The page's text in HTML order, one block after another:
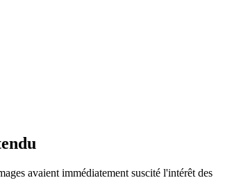
avaient immédiatement suscité l'intérêt des